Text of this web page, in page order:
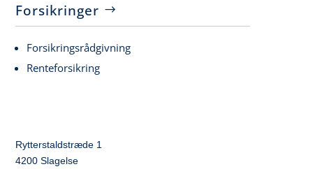
Forsikringer
Forsikringsrådgivning
Renteforsikring
Rytterstaldstræde 1
4200 Slagelse